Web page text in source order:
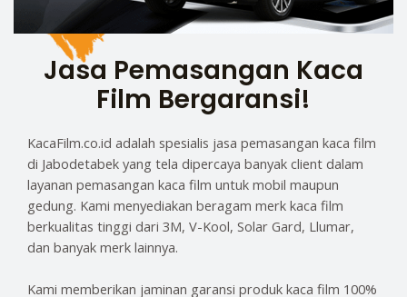
Jasa Pemasangan Kaca
Film Bergaransi!
KacaFilm.co.id adalah spesialis jasa pemasangan kaca film
di Jabodetabek yang tela dipercaya banyak client dalam
layanan pemasangan kaca film untuk mobil maupun
gedung. Kami menyediakan beragam merk kaca film
berkualitas tinggi dari 3M, V-Kool, Solar Gard, Llumar,
dan banyak merk lainnya.
Kami memberikan jaminan garansi produk kaca film 100%